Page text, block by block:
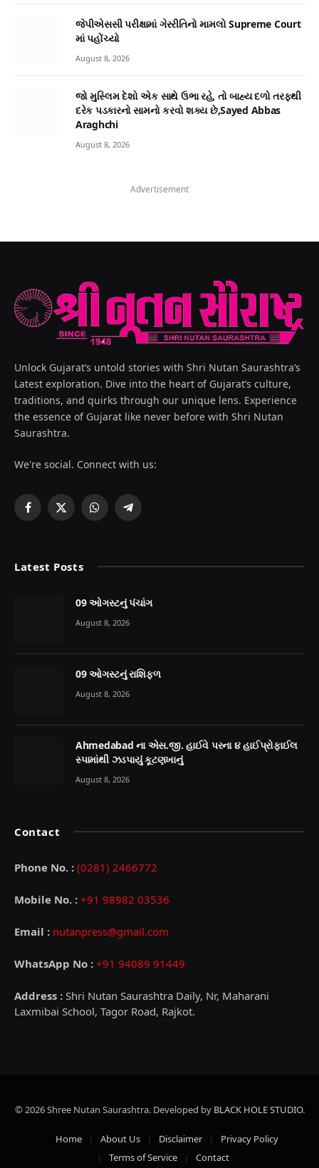
જેપીએસસી પરીક્ષામાં ગેરરીતિનો મામલો Supreme Court
માં પહોંચ્યો
August 8, 2026
જો મુસ્લિમ દેશો એક સાથે ઉભા રહે, તો બાહ્ય દળો તરફથી
દરેક પડકારનો સામનો કરવો શક્ય છે,Sayed Abbas
Araghchi
August 8, 2026
Advertisement
Unlock Gujarat’s untold stories with Shri Nutan Saurashtra’s
Latest exploration. Dive into the heart of Gujarat’s culture,
traditions, and quirks through our unique lens. Experience
the essence of Gujarat like never before with Shri Nutan
Saurashtra.
We're social. Connect with us:
Facebook
X
WhatsAppTelegram
Latest Posts
09 ઓગસ્ટનું પંચાંગ
August 8, 2026
09 ઓગસ્ટનું રાશિફળ
August 8, 2026
Ahmedabad ના એસ.જી. હાઈવે પરના ૪ હાઈપ્રોફાઈલ
સ્પામાંથી ઝડપાયું કૂટણખાનું
August 8, 2026
Contact
Phone No. : (0281) 2466772
Mobile No. : +91 98982 03536
Email : nutanpress@gmail.com
WhatsApp No : +91 94089 91449
Address : Shri Nutan Saurashtra Daily, Nr, Maharani
Laxmibai School, Tagor Road, Rajkot.
© 2026 Shree Nutan Saurashtra. Developed by BLACK HOLE STUDIO.
Home About Us Disclaimer
Privacy Policy
Terms of Service
Contact